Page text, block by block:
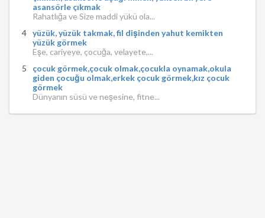
asansörle çıkmak
Rahatlığa ve Size maddi yükü ola...
yüzük, yüzük takmak, fil dişinden yahut kemikten
yüzük görmek
Eşe, cariyeye, çocuğa, velayete,...
çocuk görmek,çocuk olmak,çocukla oynamak,okula
giden çocuğu olmak,erkek çocuk görmek,kız çocuk
görmek
Dünyanın süsü ve neşesine, fitne...